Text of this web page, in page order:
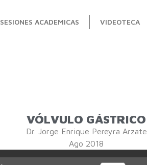
SESIONES ACADEMICAS VIDEOTECA
VÓLVULO GÁSTRICO
Dr. Jorge Enrique Pereyra Arzate
Ago 2018